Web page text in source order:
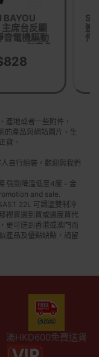
BAYOU
席台反顯
音電機驅動
90°任意角
懸停
遙
件
產地或者一些附件，
的產品與網站圖片、生
貨。
自行組裝，歡迎與我們
強勁降溫低至4度 - 金
and sale.
22L 可調溫雙制冷
裡買邊到買或邊度買代
更可送到香港或澳門而
產品及優點缺點，請留
滿HKD600免費送貨